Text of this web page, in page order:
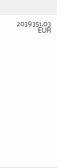
2039351,03
EUR